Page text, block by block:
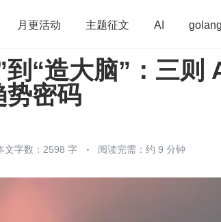
月更活动 主题征文 AI golang
算法 学习方法
员 运维
到“造大脑”：三则
势密码
文字数：2598 字 阅读完需：约 9 分钟